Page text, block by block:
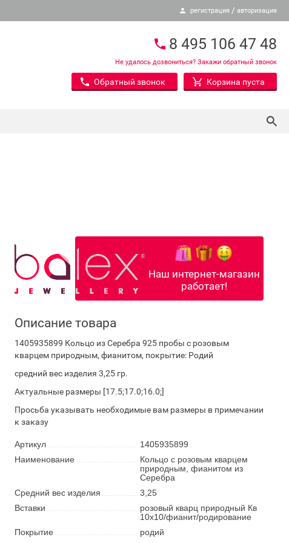
регистрация / авторизация
8 495 106 47 48
Не удалось дозвониться? Закажи обратный звонок
Обратный звонок Корзина пуста
Наш интернет-магазин
работает!
Описание товара
1405935899 Кольцо из Серебра 925 пробы с розовым
кварцем природным, фианитом, покрытие: Родий
средний вес изделия 3,25 гр.
Актуальные размеры [17.5;17.0;16.0;]
Просьба указывать необходимые вам размеры в примечании
к заказу
Артикул
1405935899
Наименование
Кольцо с розовым кварцем
природным, фианитом из
Серебра
Средний вес изделия
3,25
Вставки
розовый кварц природный Кв
10х10/фианит/родирование
Покрытие
родий